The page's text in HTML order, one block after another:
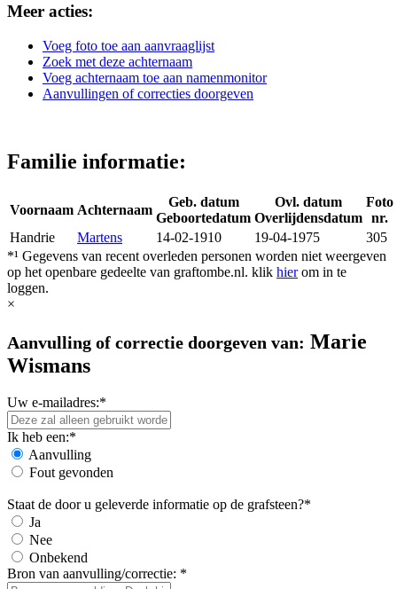
Meer acties:
Voeg foto toe aan aanvraaglijst
Zoek met deze achternaam
Voeg achternaam toe aan namenmonitor
Aanvullingen of correcties doorgeven
Familie informatie:
Voornaam Achternaam
Geb. datum
Geboortedatum
Ovl. datum
Overlijdensdatum
Foto
nr.
Handrie
Martens 14-02-1910 19-04-1975
305
*¹ Gegevens van recent overleden personen worden niet weergeven
op het openbare gedeelte van graftombe.nl. klik hierom in te
loggen.
×
Aanvulling of correctie doorgeven van: Marie
Wismans
Uw e-mailadres:*
Ik heb een:*
Aanvulling
Fout gevonden
Staat de door u geleverde informatie op de grafsteen?*
Ja
Nee
Onbekend
Bron van aanvulling/correctie: *